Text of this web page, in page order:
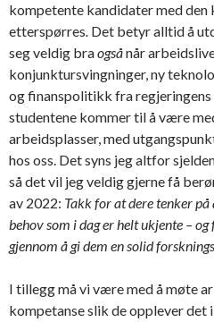
kompetente kandidater med den
etterspørres. Det betyr alltid å
seg veldig braogsånår
konjunktursvingninger, ny
og finanspolitikk fra regjeringens
studentene kommer til å være
arbeidsplasser, med
hos oss. Det syns jeg altfor
så det vil jeg veldig gjerne få
av 2022: Takk for at dere tenker
behov som i dag er helt ukjente –
gjennom å gi dem en solid
I tillegg må vi være med å møte
kompetanse slik de opplever det